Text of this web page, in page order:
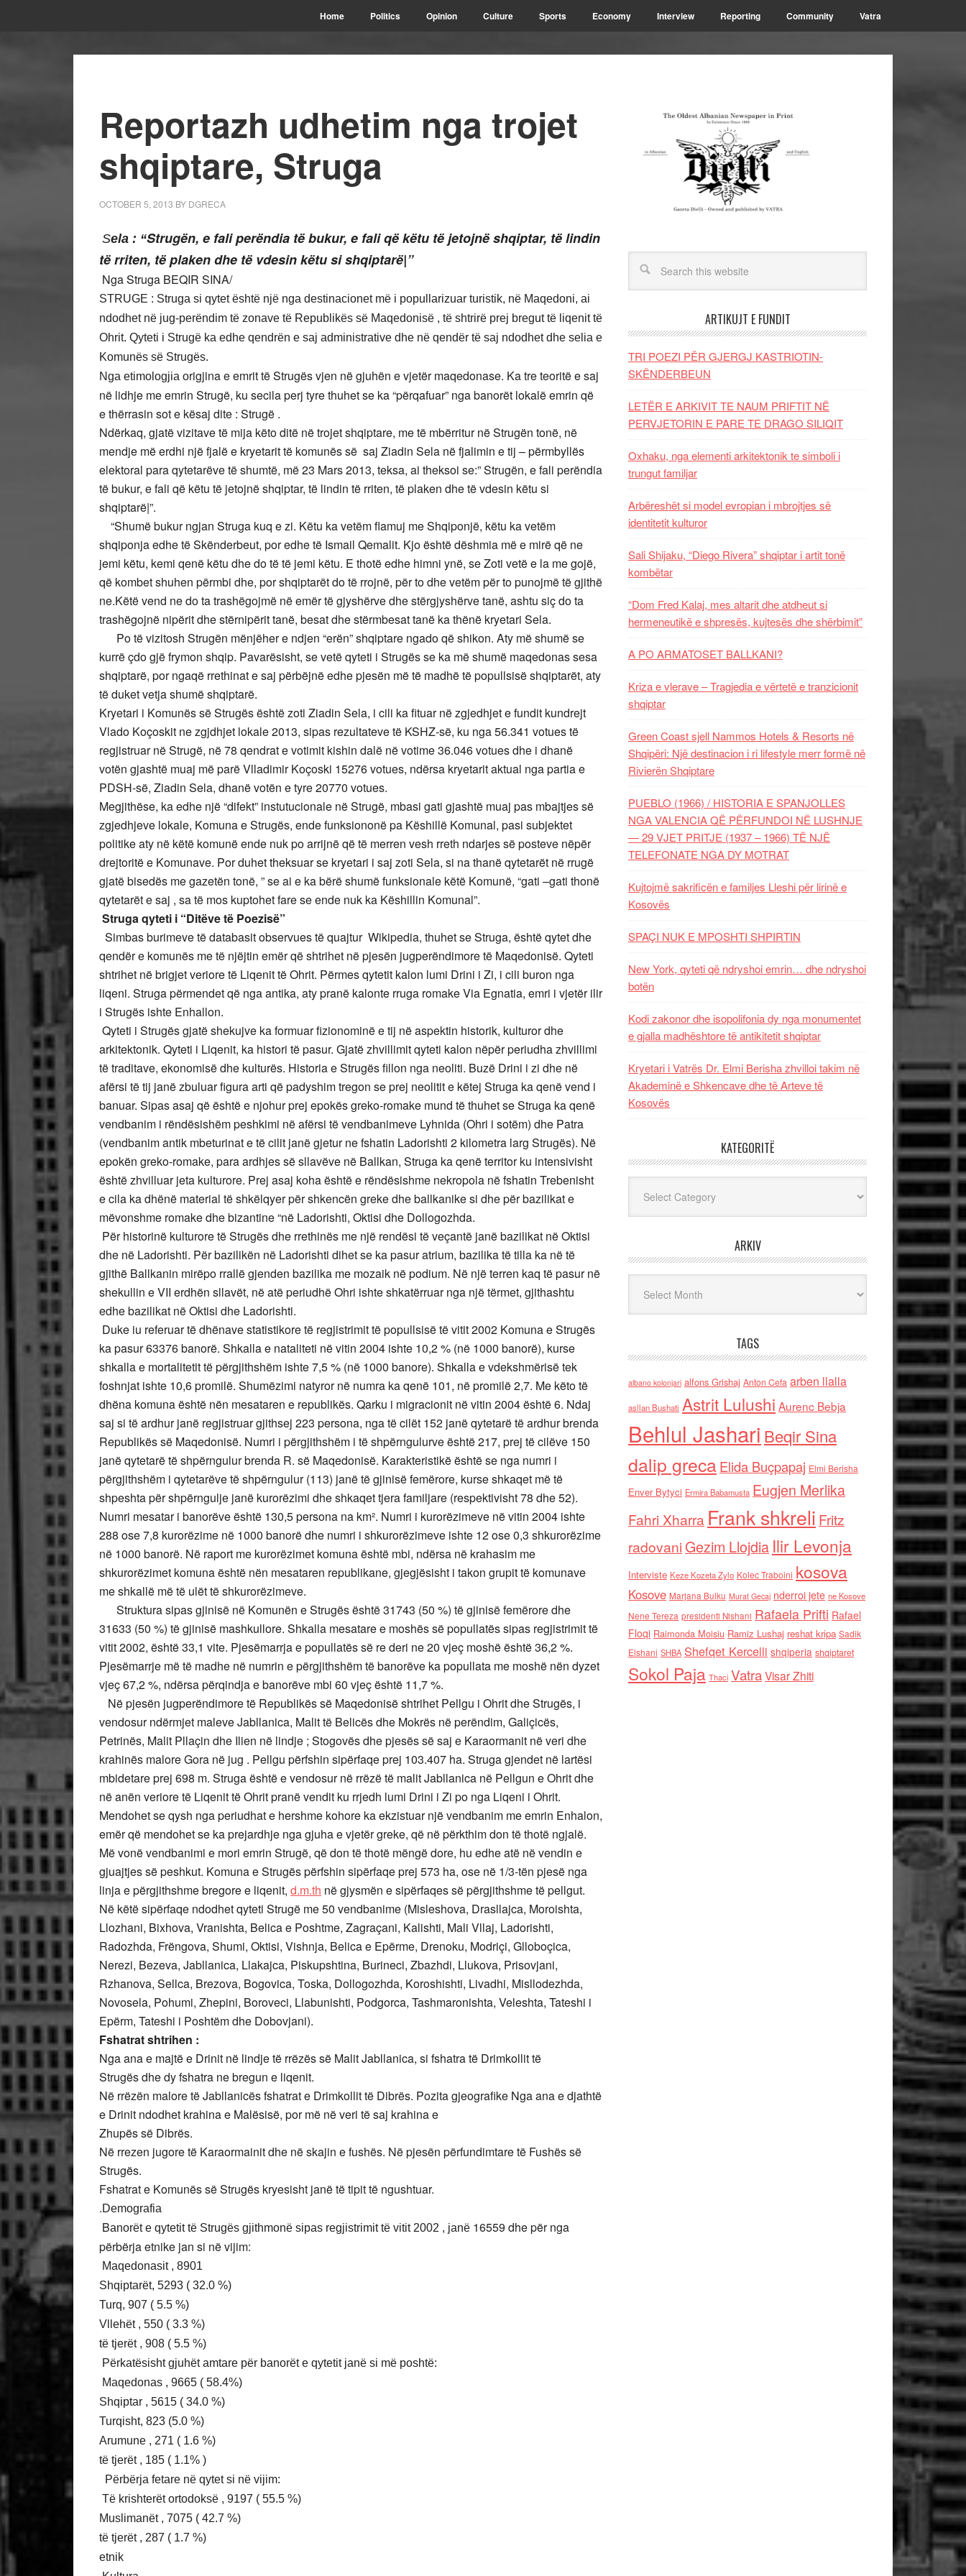
Home Politics Opinion Culture Sports Economy Interview Reporting Community Vatra
Reportazh udhetim nga trojet
shqiptare, Struga
OCTOBER 5, 2013 BY DGRECA
Sela : “Strugën, e fali perëndia të bukur, e fali që këtu të jetojnë shqiptar, të lindin
të rriten, të plaken dhe të vdesin këtu si shqiptarë|”
Nga Struga BEQIR SINA/
STRUGE : Struga si qytet është një nga destinacionet më i popullarizuar turistik, në Maqedoni, ai
ndodhet në jug-perëndim të zonave të Republikës së Maqedonisë , të shtrirë prej bregut të liqenit të
Ohrit. Qyteti i Strugë ka edhe qendrën e saj administrative dhe në qendër të saj ndodhet dhe selia e
Komunës së Strugës.
Nga etimologjia origjina e emrit të Strugës vjen në gjuhën e vjetër maqedonase. Ka tre teoritë e saj
në lidhje me emrin Strugë, ku secila perj tyre thuhet se ka “përqafuar” nga banorët lokalë emrin që
e thërrasin sot e kësaj dite : Strugë .
Ndërkaq, gjatë vizitave të mija këto ditë në trojet shqiptare, me të mbërritur në Strugën tonë, në
mendje më erdhi një fjalë e kryetarit të komunës së saj Ziadin Sela në fjalimin e tij – përmbyllës
elektoral para qytetarëve të shumtë, më 23 Mars 2013, teksa, ai theksoi se:” Strugën, e fali perëndia
të bukur, e fali që këtu të jetojnë shqiptar, të lindin të rriten, të plaken dhe të vdesin këtu si
shqiptarë|”.
“Shumë bukur ngjan Struga kuq e zi. Këtu ka vetëm flamuj me Shqiponjë, këtu ka vetëm
shqiponja edhe të Skënderbeut, por edhe të Ismail Qemalit. Kjo është dëshmia më e mirë që ne
jemi këtu, kemi qenë këtu dhe do të të jemi këtu. E thotë edhe himni ynë, se Zoti vetë e la me gojë,
që kombet shuhen përmbi dhe, por shqiptarët do të rrojnë, për to dhe vetëm për to punojmë të gjithë
ne.Këtë vend ne do ta trashëgojmë në emër të gjyshërve dhe stërgjyshërve tanë, ashtu siç do ta
trashëgojnë nipërit dhe stërnipërit tanë, besat dhe stërmbesat tanë ka thënë kryetari Sela.
Po të vizitosh Strugën mënjëher e ndjen “erën” shqiptare ngado që shikon. Aty më shumë se
kurrë çdo gjë frymon shqip. Pavarësisht, se vetë qyteti i Strugës se ka më shumë maqedonas sesa
shqiptarë, por ngaqë rrethinat e saj përbëjnë edhe pjesën më të madhë të popullsisë shqiptarët, aty
të duket vetja shumë shqiptarë.
Kryetari i Komunës së Strugës është zoti Ziadin Sela, i cili ka fituar në zgjedhjet e fundit kundrejt
Vlado Koçoskit ne zgjdhjet lokale 2013, sipas rezultateve të KSHZ-së, ku nga 56.341 votues të
regjistruar në Strugë, në 78 qendrat e votimit kishin dalë në votime 36.046 votues dhe i dhanë
votën gjashtë muaj më parë Vlladimir Koçoski 15276 votues, ndërsa kryetarit aktual nga partia e
PDSH-së, Ziadin Sela, dhanë votën e tyre 20770 votues.
Megjithëse, ka edhe një “difekt” instutucionale në Strugë, mbasi gati gjashtë muaj pas mbajtjes së
zgjedhjeve lokale, Komuna e Strugës, ende funksiononë pa Këshillë Komunal, pasi subjektet
politike aty në këtë komunë ende nuk po arrijnë që të merren vesh rreth ndarjes së posteve nëpër
drejtoritë e Komunave. Por duhet theksuar se kryetari i saj zoti Sela, si na thanë qytetarët në rrugë
gjatë bisedës me gazetën tonë, ” se ai e ka bërë shumë funksionale këtë Komunë, “gati –gati thonë
qytetarët e saj , sa të mos kuptohet fare se ende nuk ka Këshillin Komunal”.
Struga qyteti i “Ditëve të Poezisë”
Simbas burimeve të databasit observues të quajtur Wikipedia, thuhet se Struga, është qytet dhe
qendër e komunës me të njëjtin emër që shtrihet në pjesën jugperëndimore të Maqedonisë. Qyteti
shtrihet në brigjet veriore të Liqenit të Ohrit. Përmes qytetit kalon lumi Drini i Zi, i cili buron nga
liqeni. Struga përmendet që nga antika, aty pranë kalonte rruga romake Via Egnatia, emri i vjetër ilir
i Strugës ishte Enhallon.
Qyteti i Strugës gjatë shekujve ka formuar fizionominë e tij në aspektin historik, kulturor dhe
arkitektonik. Qyteti i Liqenit, ka histori të pasur. Gjatë zhvillimit qyteti kalon nëpër periudha zhvillimi
të traditave, ekonomisë dhe kulturës. Historia e Strugës fillon nga neoliti. Buzë Drini i zi dhe në
afërsi të tij janë zbuluar figura arti që padyshim tregon se prej neolitit e këtej Struga ka qenë vend i
banuar. Sipas asaj që është e njohur prej epokës greko-romake mund të thuhet se Struga ka qenë
vendbanim i rëndësishëm peshkimi në afërsi të vendbanimeve Lyhnida (Ohri i sotëm) dhe Patra
(vendbanim antik mbeturinat e të cilit janë gjetur ne fshatin Ladorishti 2 kilometra larg Strugës). Në
epokën greko-romake, para ardhjes së sllavëve në Ballkan, Struga ka qenë territor ku intensivisht
është zhvilluar jeta kulturore. Prej asaj koha është e rëndësishme nekropola në fshatin Trebenisht
e cila ka dhënë material të shkëlqyer për shkencën greke dhe ballkanike si dhe për bazilikat e
mëvonshme romake dhe bizantine “në Ladorishti, Oktisi dhe Dollogozhda.
Për historinë kulturore të Strugës dhe rrethinës me një rendësi të veçantë janë bazilikat në Oktisi
dhe në Ladorishti. Për bazilikën në Ladorishti dihet se ka pasur atrium, bazilika të tilla ka në të
gjithë Ballkanin mirëpo rrallë gjenden bazilika me mozaik në podium. Në një terren kaq të pasur në
shekullin e VII erdhën sllavët, në atë periudhë Ohri ishte shkatërruar nga një tërmet, gjithashtu
edhe bazilikat në Oktisi dhe Ladorishti.
Duke iu referuar të dhënave statistikore të regjistrimit të popullsisë të vitit 2002 Komuna e Strugës
ka pasur 63376 banorë. Shkalla e nataliteti në vitin 2004 ishte 10,2 % (në 1000 banorë), kurse
shkalla e mortalitetit të përgjithshëm ishte 7,5 % (në 1000 banore). Shkalla e vdekshmërisë tek
foshnjat ishte 10,6 promilë. Shumëzimi natyror në numra ka qenë 101, në promilë 2,7. Me këto të
dhëna komuna është nën mesataren e republikës. Qarku i migracionit në vitin 2004 është 6. Ndaj
saj si të ardhur janë regjistruar gjithsej 223 persona, nga të cilët 152 janë qytetarë të ardhur brenda
Republikës së Maqedonisë. Numri i përgjithshëm i të shpërngulurve është 217, prej të cilëve 150
janë qytetarë të shpërngulur brenda R. së Maqedonisë. Karakteristikë është se nga numri i
përgjithshëm i qytetarëve të shpërngulur (113) janë të gjinisë femërore, kurse shkaqet më të
shpeshta për shpërngulje janë kurorëzimi dhe shkaqet tjera familjare (respektivisht 78 dhe 52).
Numri mesatar i banorëve është 130,5 persona na km². Numri i kurorëzimeve në vitin 2004 ishte
288 ose 7,8 kurorëzime në 1000 banorë dhe numri i shkurorëzimeve ishte 12 ose 0,3 shkurorëzime
në 1000 banorë. Në raport me kurorëzimet komuna është mbi, ndërsa në krahasim me
shkurorëzimet komuna është nën mesataren republikane, gjegjësisht i takon grupit të komunave
me shkallë më të ulët të shkurorëzimeve.
Struktura sipas gjinisë në Komunën e Strugës është 31743 (50 %) të gjinisë femërore dhe
31633 (50 %) të gjinisë mashkullore. Shkalla mesatare e moshës së popullatës sipas regjistrimit të
vitit 2002, është 33,1 vite. Pjesëmarrja e popullatës së re deri ne 20 vjeç moshë është 36,2 %.
Pjesëmarrje më të madhe në numrin e përgjithshëm të banorëve ka popullata me moshë nën dyzet
vjeç 67,2 %, ndërsa përqindja e banorëve mbi 60 vjeç është 11,7 %.
Në pjesën jugperëndimore të Republikës së Maqedonisë shtrihet Pellgu i Ohrit dhe Strugës, i
vendosur ndërmjet maleve Jabllanica, Malit të Belicës dhe Mokrës në perëndim, Galiçicës,
Petrinës, Malit Pllaçin dhe Ilien në lindje ; Stogovës dhe pjesës së saj e Karaormanit në veri dhe
krahinës malore Gora në jug . Pellgu përfshin sipërfaqe prej 103.407 ha. Struga gjendet në lartësi
mbidetare prej 698 m. Struga është e vendosur në rrëzë të malit Jabllanica në Pellgun e Ohrit dhe
në anën veriore të Liqenit të Ohrit pranë vendit ku rrjedh lumi Drini i Zi po nga Liqeni i Ohrit.
Mendohet se qysh nga periudhat e hershme kohore ka ekzistuar një vendbanim me emrin Enhalon,
emër që mendohet se ka prejardhje nga gjuha e vjetër greke, që në përkthim don të thotë ngjalë.
Më vonë vendbanimi e mori emrin Strugë, që don të thotë mëngë dore, hu edhe atë në vendin e
gjuajtjes së peshkut. Komuna e Strugës përfshin sipërfaqe prej 573 ha, ose në 1/3-tën pjesë nga
linja e përgjithshme bregore e liqenit, d.m.th në gjysmën e sipërfaqes së përgjithshme të pellgut.
Në këtë sipërfaqe ndodhet qyteti Strugë me 50 vendbanime (Misleshova, Drasllajca, Moroishta,
Llozhani, Bixhova, Vranishta, Belica e Poshtme, Zagraçani, Kalishti, Mali Vllaj, Ladorishti,
Radozhda, Frëngova, Shumi, Oktisi, Vishnja, Belica e Epërme, Drenoku, Modriçi, Glloboçica,
Nerezi, Bezeva, Jabllanica, Llakajca, Piskupshtina, Burineci, Zbazhdi, Llukova, Prisovjani,
Rzhanova, Sellca, Brezova, Bogovica, Toska, Dollogozhda, Koroshishti, Livadhi, Misllodezhda,
Novosela, Pohumi, Zhepini, Boroveci, Llabunishti, Podgorca, Tashmaronishta, Veleshta, Tateshi i
Epërm, Tateshi i Poshtëm dhe Dobovjani).
Fshatrat shtrihen :
Nga ana e majtë e Drinit në lindje të rrëzës së Malit Jabllanica, si fshatra të Drimkollit të
Strugës dhe dy fshatra ne bregun e liqenit.
Në rrëzën malore të Jabllanicës fshatrat e Drimkollit të Dibrës. Pozita gjeografike Nga ana e djathtë
e Drinit ndodhet krahina e Malësisë, por më në veri të saj krahina e
Zhupës së Dibrës.
Në rrezen jugore të Karaormainit dhe në skajin e fushës. Në pjesën përfundimtare të Fushës së
Strugës.
Fshatrat e Komunës së Strugës kryesisht janë të tipit të ngushtuar.
.Demografia
Banorët e qytetit të Strugës gjithmonë sipas regjistrimit të vitit 2002 , janë 16559 dhe për nga
përbërja etnike jan si në vijim:
Maqedonasit , 8901
Shqiptarët, 5293 ( 32.0 %)
Turq, 907 ( 5.5 %)
Vllehët , 550 ( 3.3 %)
të tjerët , 908 ( 5.5 %)
Përkatësisht gjuhët amtare për banorët e qytetit janë si më poshtë:
Maqedonas , 9665 ( 58.4%)
Shqiptar , 5615 ( 34.0 %)
Turqisht, 823 (5.0 %)
Arumune , 271 ( 1.6 %)
të tjerët , 185 ( 1.1% )
Përbërja fetare në qytet si në vijim:
Të krishterët ortodoksë , 9197 ( 55.5 %)
Muslimanët , 7075 ( 42.7 %)
të tjerët , 287 ( 1.7 %)
etnik
ARTIKUJT E FUNDIT
TRI POEZI PËR GJERGJ KASTRIOTIN-
SKËNDERBEUN
LETËR E ARKIVIT TE NAUM PRIFTIT NË
PERVJETORIN E PARE TE DRAGO SILIQIT
Oxhaku, nga elementi arkitektonik te simboli i
trungut familjar
Arbëreshët si model evropian i mbrojtjes së
identitetit kulturor
Sali Shijaku, “Diego Rivera” shqiptar i artit tonë
kombëtar
“Dom Fred Kalaj, mes altarit dhe atdheut si
hermeneutikë e shpresës, kujtesës dhe shërbimit”
A PO ARMATOSET BALLKANI?
Kriza e vlerave – Tragjedia e vërtetë e tranzicionit
shqiptar
Green Coast sjell Nammos Hotels & Resorts në
Shqipëri: Një destinacion i ri lifestyle merr formë në
Rivierën Shqiptare
PUEBLO (1966) / HISTORIA E SPANJOLLES
NGA VALENCIA QË PËRFUNDOI NË LUSHNJE
— 29 VJET PRITJE (1937 – 1966) TË NJË
TELEFONATE NGA DY MOTRAT
Kujtojmë sakrificën e familjes Lleshi për lirinë e
Kosovës
SPAÇI NUK E MPOSHTI SHPIRTIN
New York, qyteti që ndryshoi emrin… dhe ndryshoi
botën
Kodi zakonor dhe isopolifonia dy nga monumentet
e gjalla madhështore të antikitetit shqiptar
Kryetari i Vatrës Dr. Elmi Berisha zhvilloi takim në
Akademinë e Shkencave dhe të Arteve të
Kosovës
KATEGORITË
ARKIV
TAGS
albano kolonjari alfons Grishaj Anton Cefa arben llalla
asllan Bushati Astrit Lulushi Aurenc Bebja
Behlul Jashari Beqir Sina
dalip grecaElida Buçpapaj Elmi Berisha
Enver Bytyci Ermira Babamusta Eugjen Merlika
Fahri Xharra Frank shkreli Fritz
radovaniGezim Llojdia Ilir Levonja
Interviste Keze Kozeta Zylo Kolec Traboini kosova
Kosove Marjana Bulku Murat Gecaj nderroi jete ne Kosove
Nene Tereza presidenti Nishani Rafaela Prifti Rafael
Floqi Raimonda Moisiu Ramiz Lushaj reshat kripa Sadik
Elshani SHBA Shefqet Kercelli shqiperia shqiptaret
Sokol Paja Thaci VatraVisar Zhiti